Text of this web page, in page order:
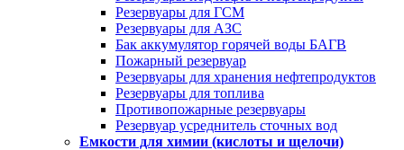
Резервуары для ГСМ
Резервуары для АЗС
Бак аккумулятор горячей воды БАГВ
Пожарный резервуар
Резервуары для хранения нефтепродуктов
Резервуары для топлива
Противопожарные резервуары
Резервуар усреднитель сточных вод
Емкости для химии (кислоты и щелочи)